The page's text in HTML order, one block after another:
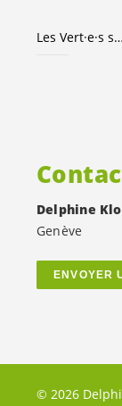
Les Vert·e·s suisses
Delphine
Genève
ENVOYER
© 2026